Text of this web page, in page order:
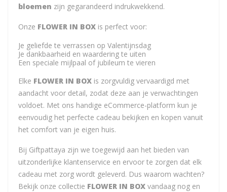
bloemen zijn gegarandeerd indrukwekkend.
Onze FLOWER IN BOX is perfect voor:
Je geliefde te verrassen op Valentijnsdag
Je dankbaarheid en waardering te uiten
Een speciale mijlpaal of jubileum te vieren
Elke FLOWER IN BOX is zorgvuldig vervaardigd met
aandacht voor detail, zodat deze aan je verwachtingen
voldoet. Met ons handige eCommerce-platform kun je
eenvoudig het perfecte cadeau bekijken en kopen vanuit
het comfort van je eigen huis.
Bij Giftpattaya zijn we toegewijd aan het bieden van
uitzonderlijke klantenservice en ervoor te zorgen dat elk
cadeau met zorg wordt geleverd. Dus waarom wachten?
Bekijk onze collectie FLOWER IN BOX vandaag nog en